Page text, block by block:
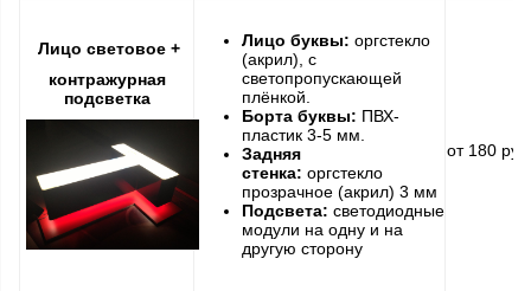
Лицо световое +
контражурная
подсветка
Лицо буквы: оргстекло
(акрил), с
светопропускающей
плёнкой.
Борта буквы: ПВХ-
пластик 3-5 мм.
Задняя
стенка: оргстекло
прозрачное (акрил) 3 мм
Подсвета: светодиодные
модули на одну и на
другую сторону
от 180